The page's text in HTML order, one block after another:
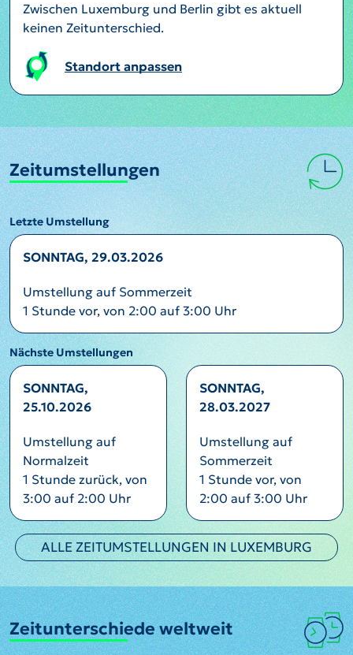
Zwischen Luxemburg und Berlin gibt es aktuell
keinen Zeitunterschied.
Standort anpassen
Zeitumstellungen
Letzte Umstellung
SONNTAG, 29.03.2026
Umstellung auf Sommerzeit
1 Stunde vor, von 2:00 auf 3:00 Uhr
Nächste Umstellungen
SONNTAG,
25.10.2026
Umstellung auf
Normalzeit
1 Stunde zurück, von
3:00 auf 2:00 Uhr
SONNTAG,
28.03.2027
Umstellung auf
Sommerzeit
1 Stunde vor, von
2:00 auf 3:00 Uhr
ALLE ZEITUMSTELLUNGEN IN LUXEMBURG
Zeitunterschiede weltweit